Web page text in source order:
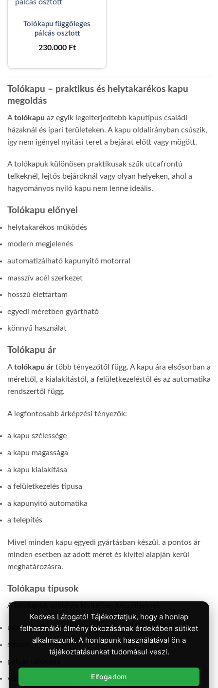
Tolókapu függőleges
pálcás osztott
230.000 Ft
Tolókapu – praktikus és helytakarékos kapu
megoldás
Atolókapu az egyik legelterjedtebb kaputípus családi
házaknál és ipari területeken. A kapu oldalirányban csúszik,
így nem igényel nyitási teret a bejárat előtt vagy mögött.
A tolókapuk különösen praktikusak szűk utcafrontú
telkeknél, lejtős bejáróknál vagy olyan helyeken, ahol a
hagyományos nyíló kapu nem lenne ideális.
Tolókapu előnyei
helytakarékos működés
modern megjelenés
automatizálható kapunyitó motorral
masszív acél szerkezet
hosszú élettartam
egyedi méretben gyártható
könnyű használat
Tolókapu ár
Atolókapu ár több tényezőtől függ. A kapu ára elsősorban a
mérettől, a kialakítástól, a felületkezeléstől és az automatika
rendszertől függ.
A legfontosabb árképzési tényezők:
a kapu szélessége
a kapu magassága
a kapu kialakítása
a felületkezelés típusa
a kapunyitó automatika
a telepítés
Mivel minden kapu egyedi gyártásban készül, a pontos ár
minden esetben az adott méret és kivitel alapján kerül
meghatározásra.
Tolókapu típusok
A tolókapuk többféle kivitelben készülhetnek.
úszókapu (önhordó tolókapu)
sínben futó tolókapu
pálcás tolókapu
vízszintes pálcás tolókapu
Kedves Látogató! Tájékoztatjuk, hogy a honlap
felhasználói élmény fokozásának érdekében sütiket
alkalmazunk. A honlapunk használatával ön a
tájékoztatásunkat tudomásul veszi.
Elfogadom